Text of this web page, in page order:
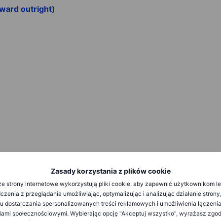
Zasady korzystania z plików cookie
strony internetowe wykorzystują pliki cookie, aby zapewnić użytkownikom
z przeglądania umożliwiając, optymalizując i analizując działanie
dostarczania spersonalizowanych treści reklamowych i umożliwienia
społecznościowymi. Wybierając opcję "Akceptuj wszystko", wyrażasz
outright)
w zakresie realizacji zleceń oraz dostęp do Analiz, umożliwiając danej
ma na celu zmiany ani rozszerzenia usługi wyłącznie wykonawczej. Taki
(iii) Ostrzeżenie o ryzyku; (iv) Zasady współpracy oraz (v)
do warunków regulujących korzystanie z hiperłączy na stronie
jedynie jako informacje. W szczególności nie zamierza się udzielać
podmiot z Grupy Saxo Bank; Nie należy ich również interpretować jako